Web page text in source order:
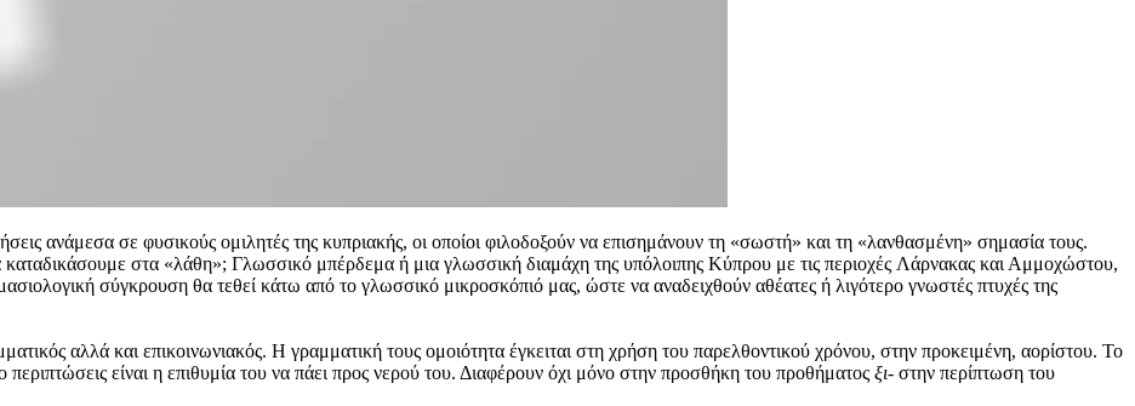
ανάμεσα σε φυσικούς ομιλητές της κυπριακής, οι οποίοι φιλοδοξούν να επισημάνουν τη «σωστή» και τη «λανθασμένη» σημασία τους.
στα «λάθη»; Γλωσσικό μπέρδεμα ή μια γλωσσική διαμάχη της υπόλοιπης Κύπρου με τις περιοχές Λάρνακας και Αμμοχώστου,
σύγκρουση θα τεθεί κάτω από το γλωσσικό μικροσκόπιό μας, ώστε να αναδειχθούν αθέατες ή λιγότερο γνωστές πτυχές της
αλλά και επικοινωνιακός. Η γραμματική τους ομοιότητα έγκειται στη χρήση του παρελθοντικού χρόνου, στην προκειμένη, αορίστου. Το
περιπτώσεις είναι η επιθυμία του να πάει προς νερού του. Διαφέρουν όχι μόνο στην προσθήκη του προθήματος ξι- στην περίπτωση του